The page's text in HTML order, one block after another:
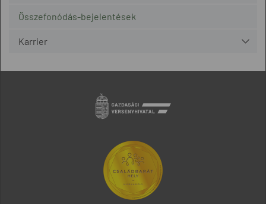
Összefonódás-bejelentések
Karrier